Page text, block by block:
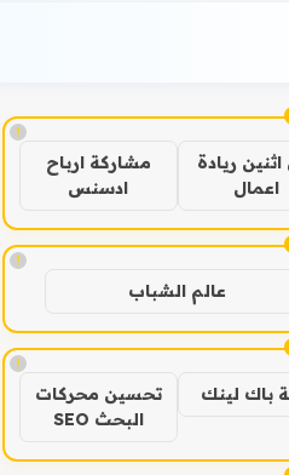
!
ريادة
اعمال
مشاركة ارباح
ادسنس
!
عالم الشباب
!
باك لينك
تحسين محركات
البحث SEO